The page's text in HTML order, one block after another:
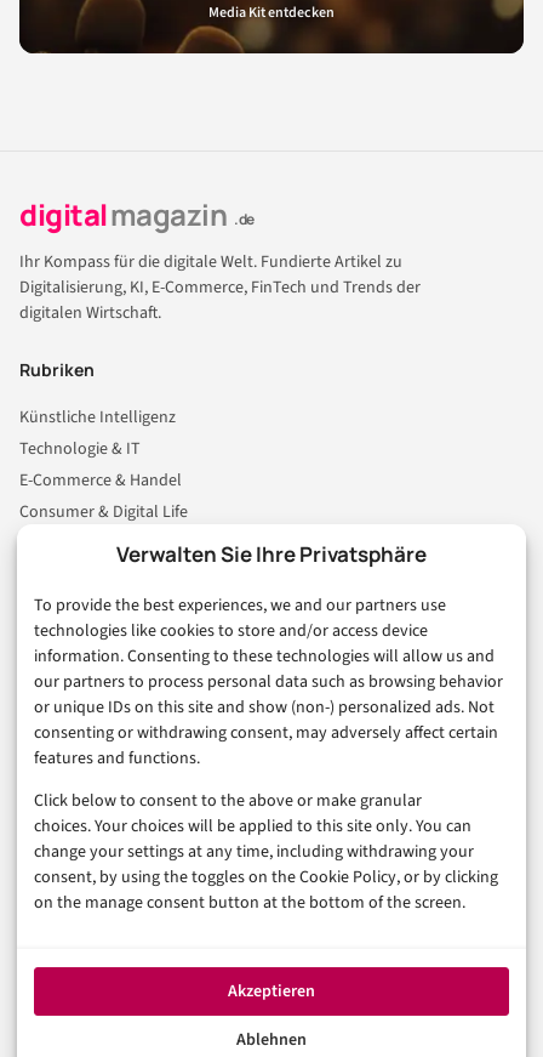
Verwalten Sie Ihre Privatsphäre
To provide the best experiences, we and our partners use
technologies like cookies to store and/or access device
information. Consenting to these technologies will allow us and
our partners to process personal data such as browsing behavior
or unique IDs on this site and show (non-) personalized ads. Not
consenting or withdrawing consent, may adversely affect certain
features and functions.
Click below to consent to the above or make granular
choices. Your choices will be applied to this site only. You can
change your settings at any time, including withdrawing your
consent, by using the toggles on the Cookie Policy, or by clicking
on the manage consent button at the bottom of the screen.
Akzeptieren
Ablehnen
Media Kit entdecken
digitalmagazin .de
Ihr Kompass für die digitale Welt. Fundierte Artikel zu
Digitalisierung, KI, E-Commerce, FinTech und Trends der
digitalen Wirtschaft.
Rubriken
Künstliche Intelligenz
Technologie & IT
E-Commerce & Handel
Consumer & Digital Life
Business & Karriere
Sicherheit & Recht
Digitalisierung
Marketing
Magazin
Unsere Redaktion
Werbeformate & Media Kit
Rechtliches
Datenschutzerklärung (EU)
Cookie-Richtlinie (EU)